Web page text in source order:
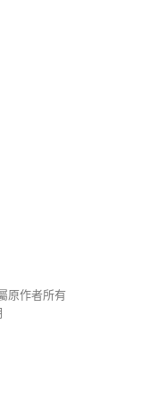
原作者所有